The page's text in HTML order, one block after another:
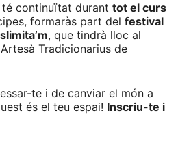
continuïtat durant tot el curs
formaràs part del festival
, que tindrà lloc al
Tradicionarius de
te i de canviar el món a
és el teu espai! Inscriu-te i